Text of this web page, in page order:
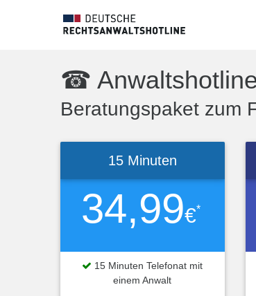
☎ Anwaltshotline
Beratungspaket zum
34,99€*
15 Minuten
15 Minuten Telefonat mit
einem Anwalt